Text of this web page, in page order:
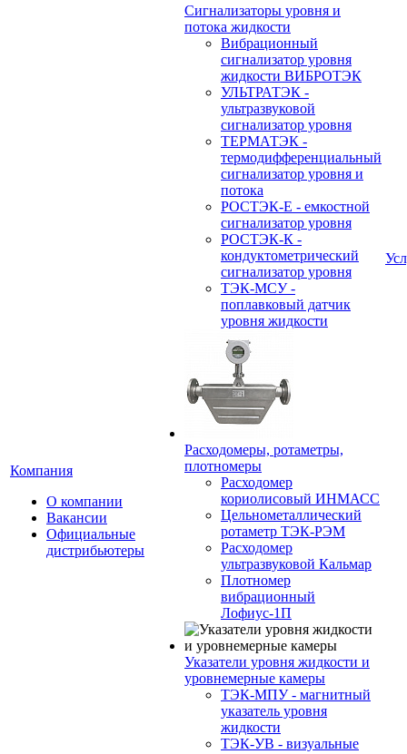
Компания
О компании
Вакансии
Официальные
дистрибьютеры
Сигнализаторы уровня и
потока жидкости
Вибрационный
сигнализатор уровня
жидкости ВИБРОТЭК
УЛЬТРАТЭК -
ультразвуковой
сигнализатор уровня
ТЕРМАТЭК -
термодифференциальный
сигнализатор уровня и
потока
РОСТЭК-Е - емкостной
сигнализатор уровня
РОСТЭК-К -
кондуктометрический
сигнализатор уровня
ТЭК-МСУ -
поплавковый датчик
уровня жидкости
Расходомеры, ротаметры,
плотномеры
Расходомер
кориолисовый ИНМАСС
Цельнометаллический
ротаметр ТЭК-РЭМ
Расходомер
ультразвуковой Кальмар
Плотномер
вибрационный
Лофиус-1П
Указатели уровня жидкости и
уровнемерные камеры
ТЭК-МПУ - магнитный
указатель уровня
жидкости
ТЭК-УВ - визуальные